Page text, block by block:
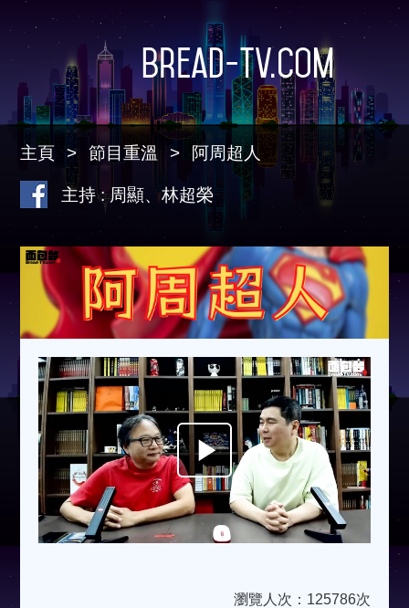
Bread-TV.com
主頁 節目重溫 阿周超人
主持 : 周顯、林超榮
Play
Video
瀏覽人次：125786次